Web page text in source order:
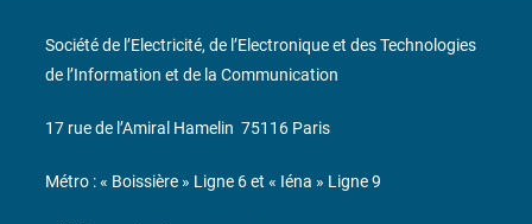
Société de l’Electricité, de l’Electronique et des Technologies
de l’Information et de la Communication
17 rue de l’Amiral Hamelin 75116 Paris
Métro : « Boissière » Ligne 6 et « Iéna » Ligne 9